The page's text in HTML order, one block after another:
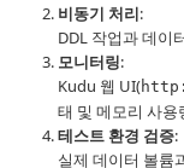
비동기 처리:
DDL 작업과 데이
모니터링:
Kudu 웹 UI(
태 및 메모리 사용
테스트 환경 검증:
실제 데이터 볼륨